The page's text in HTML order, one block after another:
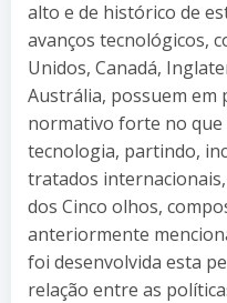
alto e de histórico de
avanços tecnológicos,
Unidos, Canadá,
Austrália, possuem em
normativo forte no que
tecnologia, partindo,
tratados internacionais,
dos Cinco olhos,
anteriormente
foi desenvolvida esta
relação entre as